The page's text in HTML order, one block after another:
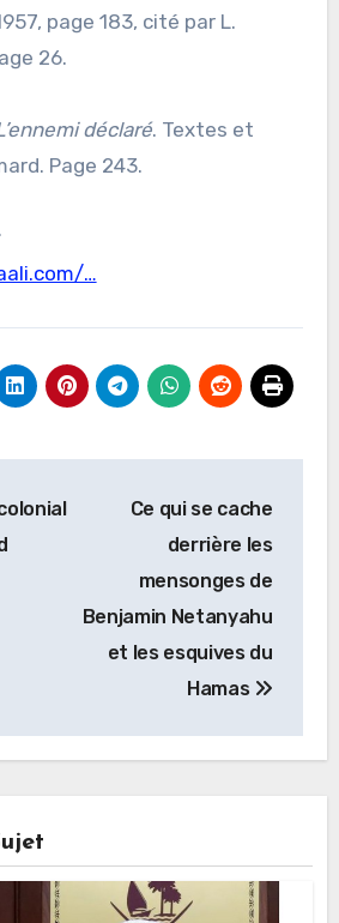
page 183, cité par L.
26.
déclaré. Textes et
Page 243.
…
Ce qui se cache
derrière les
mensonges de
Benjamin Netanyahu
et les esquives du
Hamas